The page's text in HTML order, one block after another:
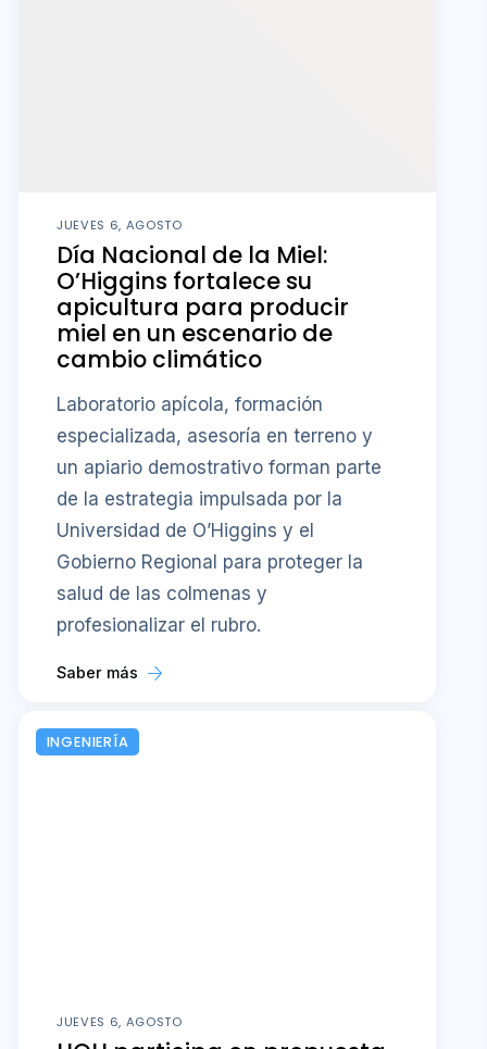
JUEVES 6, AGOSTO
Día Nacional de la Miel:
O’Higgins fortalece su
apicultura para producir
miel en un escenario de
cambio climático
Laboratorio apícola, formación
especializada, asesoría en terreno y
un apiario demostrativo forman parte
de la estrategia impulsada por la
Universidad de O’Higgins y el
Gobierno Regional para proteger la
salud de las colmenas y
profesionalizar el rubro.
Saber más
INGENIERÍA
JUEVES 6, AGOSTO